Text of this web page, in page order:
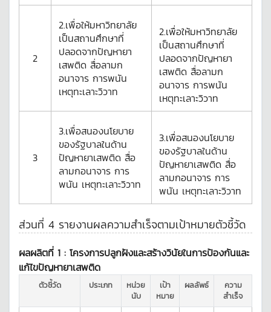
2
2.เพื่อให้มหาวิทยาลัย
เป็นสถานศึกษาที่
ปลอดจากปัญหายา
เสพติด สื่อลามก
อนาจาร การพนัน
เหตุทะเลาะวิวาท
2.เพื่อให้มหาวิทยาลัย
เป็นสถานศึกษาที่
ปลอดจากปัญหายา
เสพติด สื่อลามก
อนาจาร การพนัน
เหตุทะเลาะวิวาท
3
3.เพื่อสนองนโยบาย
ของรัฐบาลในด้าน
ปัญหายาเสพติด สื่อ
ลามกอนาจาร การ
พนัน เหตุทะเลาะวิวาท
3.เพื่อสนองนโยบาย
ของรัฐบาลในด้าน
ปัญหายาเสพติด สื่อ
ลามกอนาจาร การ
พนัน เหตุทะเลาะวิวาท
ส่วนที่ 4 รายงานผลความสำเร็จตามเป้าหมายตัวชี้วัด
ผลผลิตที่ 1 : โครงการปลูกฝังและสร้างวินัยในการป้องกันและ
แก้ไขปัญหายาเสพติด
ตัวชี้วัด ประเภท
หน่วย
นับ
เป้า
หมาย
ผลลัพธ์
ความ
สำเร็จ